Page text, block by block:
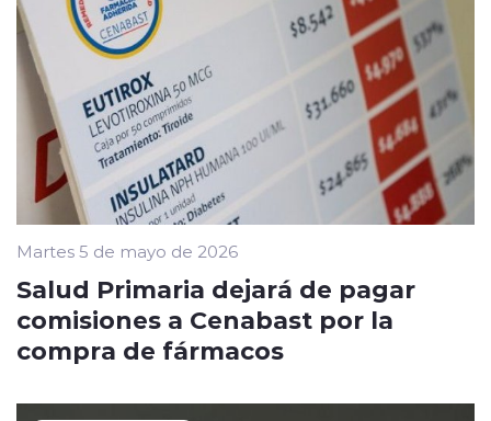
Martes 5 de mayo de 2026
Salud Primaria dejará de pagar
comisiones a Cenabast por la
compra de fármacos